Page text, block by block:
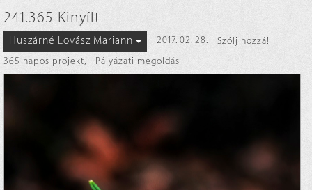
241.365 Kinyílt
Huszárné Lovász Mariann 2017. 02. 28.
Szólj hozzá!
365 napos projekt, Pályázati megoldás